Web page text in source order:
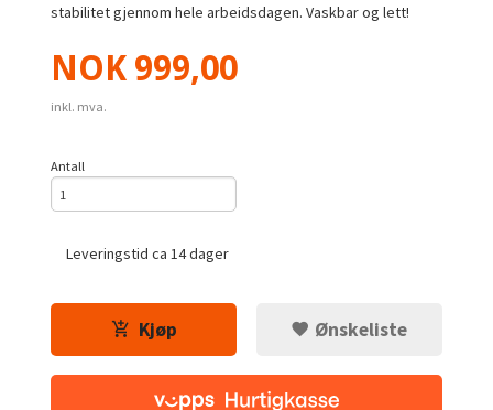
stabilitet gjennom hele arbeidsdagen. Vaskbar og lett!
Pris
NOK 999,00
inkl. mva.
Antall
Leveringstid ca 14 dager
Kjøp Ønskeliste